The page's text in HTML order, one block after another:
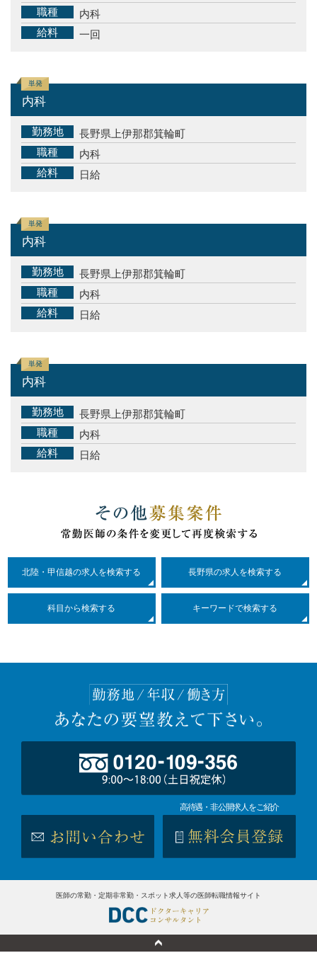
職種
内科
給料
一回
単発
内科
勤務地
長野県上伊那郡箕輪町
職種
内科
給料
日給
単発
内科
勤務地
長野県上伊那郡箕輪町
職種
内科
給料
日給
単発
内科
勤務地
長野県上伊那郡箕輪町
職種
内科
給料
日給
北陸・甲信越の求人を検索する 長野県の求人を検索する
科目 から検索する キーワードで検索する
高待遇・非公開求人をご紹介
医師の常勤・定期非常勤・スポット求人等の医師転職情報サイト